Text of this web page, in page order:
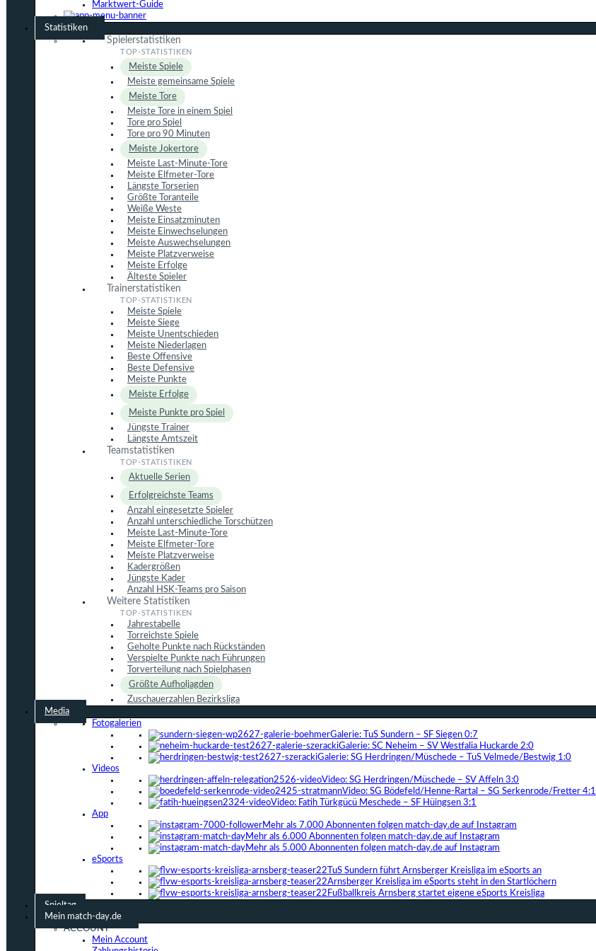
Marktwert-Guide
Statistiken
Spielerstatistiken
Meiste Spiele
Meiste gemeinsame Spiele
Meiste Tore
Meiste Tore in einem Spiel
Tore pro Spiel
Tore pro 90 Minuten
Meiste Jokertore
Meiste Last-Minute-Tore
Meiste Elfmeter-Tore
Längste Torserien
Größte Toranteile
Weiße Weste
Meiste Einsatzminuten
Meiste Einwechselungen
Meiste Auswechselungen
Meiste Platzverweise
Meiste Erfolge
Älteste Spieler
Trainerstatistiken
Meiste Spiele
Meiste Siege
Meiste Unentschieden
Meiste Niederlagen
Beste Offensive
Beste Defensive
Meiste Punkte
Meiste Erfolge
Meiste Punkte pro Spiel
Jüngste Trainer
Längste Amtszeit
Teamstatistiken
Aktuelle Serien
Erfolgreichste Teams
Anzahl eingesetzte Spieler
Anzahl unterschiedliche Torschützen
Meiste Last-Minute-Tore
Meiste Elfmeter-Tore
Meiste Platzverweise
Kadergrößen
Jüngste Kader
Anzahl HSK-Teams pro Saison
Weitere Statistiken
Jahrestabelle
Torreichste Spiele
Geholte Punkte nach Rückständen
Verspielte Punkte nach Führungen
Torverteilung nach Spielphasen
Größte Aufholjagden
Zuschauerzahlen Bezirksliga
Media
Fotogalerien
Galerie: TuS Sundern – SF Siegen 0:7
Galerie: SC Neheim – SV Westfalia Huckarde 2:0
Galerie: SG Herdringen/Müschede – TuS Velmede/Bestwig 1:0
Videos
Video: SG Herdringen/Müschede – SV Affeln 3:0
Video: SG Bödefeld/Henne-Rartal – SG Serkenrode/Fretter 4:1
Video: Fatih Türkgücü Meschede – SF Hüingsen 3:1
App
Mehr als 7.000 Abonnenten folgen match-day.de auf Instagram
Mehr als 6.000 Abonnenten folgen match-day.de auf Instagram
Mehr als 5.000 Abonnenten folgen match-day.de auf Instagram
eSports
TuS Sundern führt Arnsberger Kreisliga im eSports an
Arnsberger Kreisliga im eSports steht in den Startlöchern
Fußballkreis Arnsberg startet eigene eSports Kreisliga
Spieltag
Mein match-day.de
ACCOUNT
Mein Account